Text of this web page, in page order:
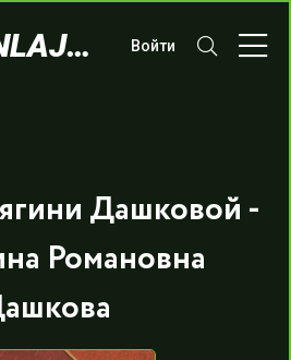
KNIGI-ONLAJN.COM Войти
Дашковой -
Романовна